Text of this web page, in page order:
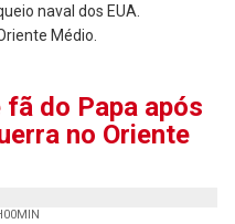
naval dos EUA.
Médio.
do Papa após
no Oriente